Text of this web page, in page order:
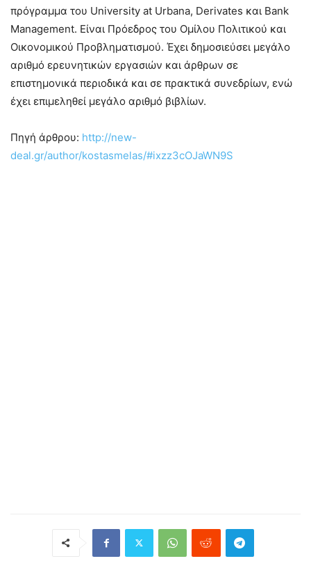
πρόγραμμα του University at Urbana, Derivates και Bank
Management. Είναι Πρόεδρος του Ομίλου Πολιτικού και
Οικονομικού Προβληματισμού. Έχει δημοσιεύσει μεγάλο
αριθμό ερευνητικών εργασιών και άρθρων σε
επιστημονικά περιοδικά και σε πρακτικά συνεδρίων, ενώ
έχει επιμεληθεί μεγάλο αριθμό βιβλίων.
Πηγή άρθρου: http://new-
deal.gr/author/kostasmelas/#ixzz3cOJaWN9S